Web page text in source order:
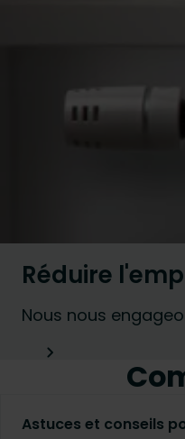
Réduire
Nous nous
Astuces et conseils